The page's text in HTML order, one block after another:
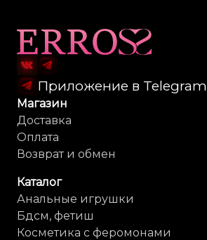
Приложение в Telegram
Магазин
Доставка
Оплата
Возврат и обмен
Каталог
Анальные игрушки
Бдсм, фетиш
Косметика с феромонами
Карта сайта